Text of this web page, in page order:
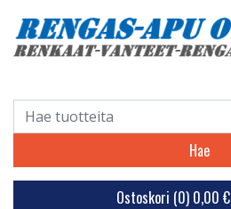
Hae
Ostoskori (0) 0,00 €